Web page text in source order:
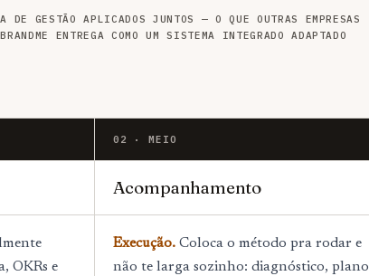
DE GESTÃO APLICADOS JUNTOS — O QUE OUTRAS EMPRESAS
ENTREGA COMO UM SISTEMA INTEGRADO ADAPTADO
OKRs e
02 · MEIO
Acompanhamento
Execução.Coloca o método pra rodar e
não te larga sozinho: diagnóstico, plano